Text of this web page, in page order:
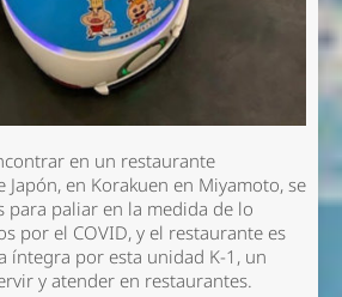
en un restaurante
en Korakuen en Miyamoto, se
para paliar en la medida de lo
por el COVID, y el restaurante es
íntegra por esta unidad K-1, un
y atender en restaurantes.